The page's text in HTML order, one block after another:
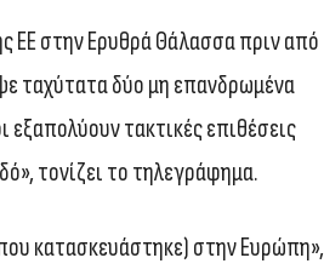
ΕΕ στην Ερυθρά Θάλασσα πριν από
ταχύτατα δύο μη επανδρωμένα
εξαπολύουν τακτικές επιθέσεις
τονίζει το τηλεγράφημα.
κατασκευάστηκε) στην Ευρώπη»,